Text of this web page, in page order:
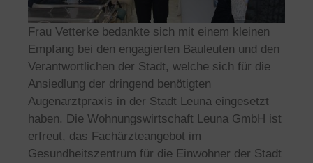
Frau Vetterke bedankte sich mit einem kleinen
Empfang bei den engagierten Bauleuten und den
Verantwortlichen der Stadt, welche sich für die
Ansiedlung der dringend benötigten
Augenarztpraxis in der Stadt Leuna eingesetzt
haben. Die Wohnungswirtschaft Leuna GmbH ist
erfreut, das Fachärzteangebot im
Gesundheitszentrum für die Einwohner der Stadt